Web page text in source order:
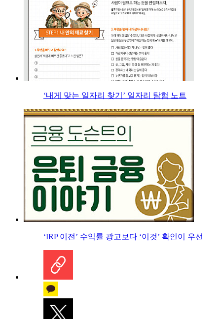
‘내게 맞는 일자리 찾기’ 일자리 탐험 노트
‘IRP 이전’ 수익률 광고보다 ‘이것’ 확인이 우선